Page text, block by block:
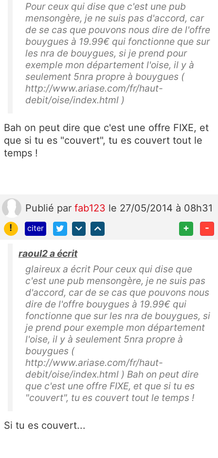
Pour ceux qui dise que c'est une pub
mensongère, je ne suis pas d'accord, car
de se cas que pouvons nous dire de l'offre
bouygues à 19.99€ qui fonctionne que sur
les nra de bouygues, si je prend pour
exemple mon département l'oise, il y à
seulement 5nra propre à bouygues (
http://www.ariase.com/fr/haut-
debit/oise/index.html )
Bah on peut dire que c'est une offre FIXE, et
que si tu es "couvert", tu es couvert tout le
temps !
Publié par fab123 le 27/05/2014 à 08h31
!
citer + -
raoul2 a écrit
glaireux a écrit Pour ceux qui dise que
c'est une pub mensongère, je ne suis pas
d'accord, car de se cas que pouvons nous
dire de l'offre bouygues à 19.99€ qui
fonctionne que sur les nra de bouygues, si
je prend pour exemple mon département
l'oise, il y à seulement 5nra propre à
bouygues (
http://www.ariase.com/fr/haut-
debit/oise/index.html ) Bah on peut dire
que c'est une offre FIXE, et que si tu es
"couvert", tu es couvert tout le temps !
Si tu es couvert...